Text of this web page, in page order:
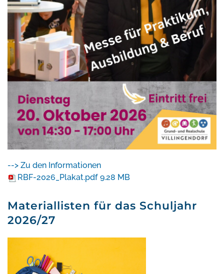
--> Zu den Informationen
RBF-2026_Plakat.pdf 9.28 MB
Materiallisten für das Schuljahr
2026/27